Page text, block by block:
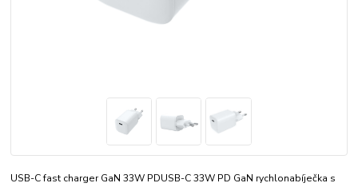
USB-C fast charger GaN 33W PDUSB-C 33W PD GaN rychlonabíječka s